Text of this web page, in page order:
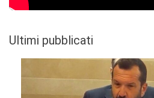
Ultimi pubblicati